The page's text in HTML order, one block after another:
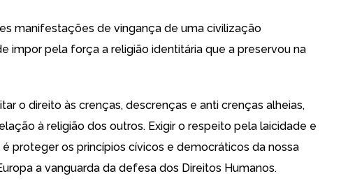
manifestações de vingança de uma civilização
impor pela força a religião identitária que a preservou na
o direito às crenças, descrenças e anti crenças alheias,
à religião dos outros. Exigir o respeito pela laicidade e
proteger os princípios cívicos e democráticos da nossa
a vanguarda da defesa dos Direitos Humanos.